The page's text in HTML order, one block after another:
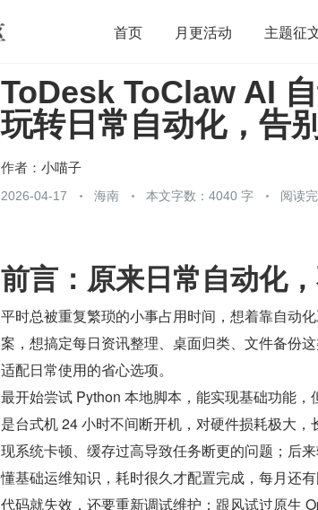
首页 月更活动 主题征
开源 架构 OpenHarmony 算法
团队管理 程序员 深
ToDesk ToClaw AI
玩转日常自动化，告
作者： 小喵子
2026-04-17 海南 本文字数：4040 字 阅读
前言：原来日常自动化
平时总被重复繁琐的小事占用时间，想着靠自动
案，想搞定每日资讯整理、桌面归类、文件备份
适配日常使用的省心选项。
最开始尝试 Python 本地脚本，能实现基础功能
是台式机 24 小时不间断开机，对硬件损耗极大
现系统卡顿、缓存过高导致任务断更的问题；后
懂基础运维知识，耗时很久才配置完成，每月还
代码就失效，还要重新调试维护；跟风试过原生